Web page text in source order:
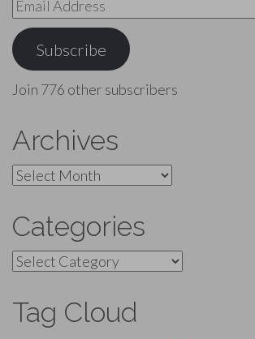
Address
Subscribe
Join 776 other subscribers
Archives
Archives
Categories
Categories
Tag Cloud